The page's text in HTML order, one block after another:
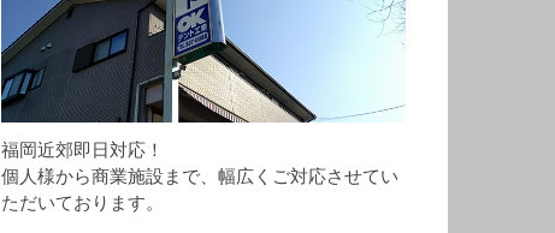
福岡近郊即日対応！
個人様から商業施設まで、幅広くご対応させてい
ただいております。